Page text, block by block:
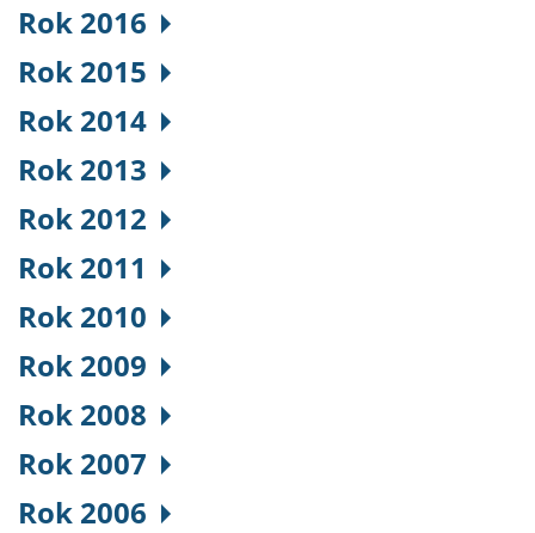
Rok 2016
Rok 2015
Rok 2014
Rok 2013
Rok 2012
Rok 2011
Rok 2010
Rok 2009
Rok 2008
Rok 2007
Rok 2006